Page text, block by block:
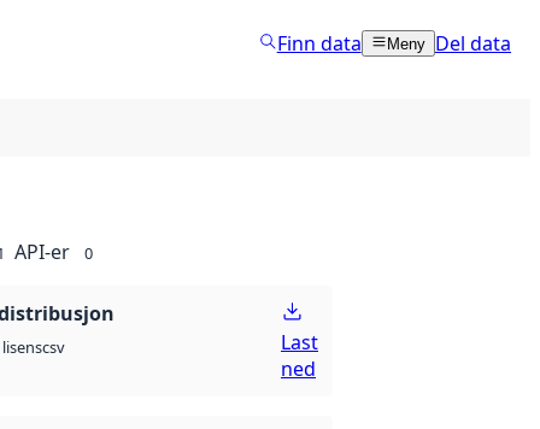
Finn data Meny Del data
API-er 0
csv
Last
ned